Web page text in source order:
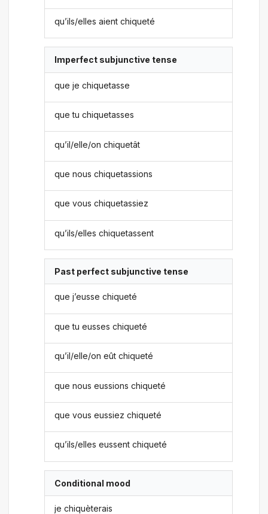
qu’ils/elles aient chiqueté
Imperfect subjunctive tense
que je chiquetasse
que tu chiquetasses
qu’il/elle/on chiquetât
que nous chiquetassions
que vous chiquetassiez
qu’ils/elles chiquetassent
Past perfect subjunctive tense
que j’eusse chiqueté
que tu eusses chiqueté
qu’il/elle/on eût chiqueté
que nous eussions chiqueté
que vous eussiez chiqueté
qu’ils/elles eussent chiqueté
Conditional mood
je chiquèterais